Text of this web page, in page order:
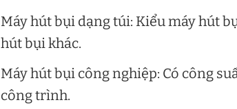
Máy hút bụi dạng túi: Kiểu máy hút
hút bụi khác.
Máy hút bụi công nghiệp: Có công
công trình.